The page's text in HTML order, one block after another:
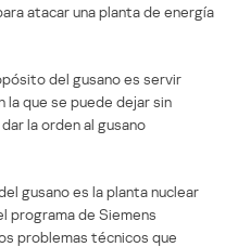
atacar una planta de energía
del gusano es servir
la que se puede dejar sin
la orden al gusano
gusano es la planta nuclear
programa de Siemens
problemas técnicos que